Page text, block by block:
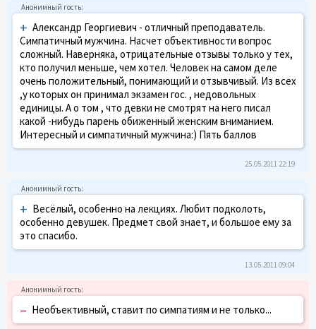
+ Александр Георгиевич - отличный преподаватель.
Симпатичный мужчина. Насчет объективности вопрос
сложный. Наверняка, отрицательные отзывы только у тех,
кто получил меньше, чем хотел. Человек на самом деле
очень положительный, понимающий и отзывчивый. Из всех
,у которых он принимал экзамен гос. , недовольных
единицы. А о том , что девки не смотрят на него писал
какой -нибудь парень обиженный женским вниманием.
Интересный и симпатичный мужчина:) Пять баллов
25.05.2011 22:19
+ Весёлый, особенно на лекциях. Любит подколоть,
особенно девушек. Предмет свой знает, и большое ему за
это спасибо.
13.05.2011 09:04
– Необъективный, ставит по симпатиям и не только...